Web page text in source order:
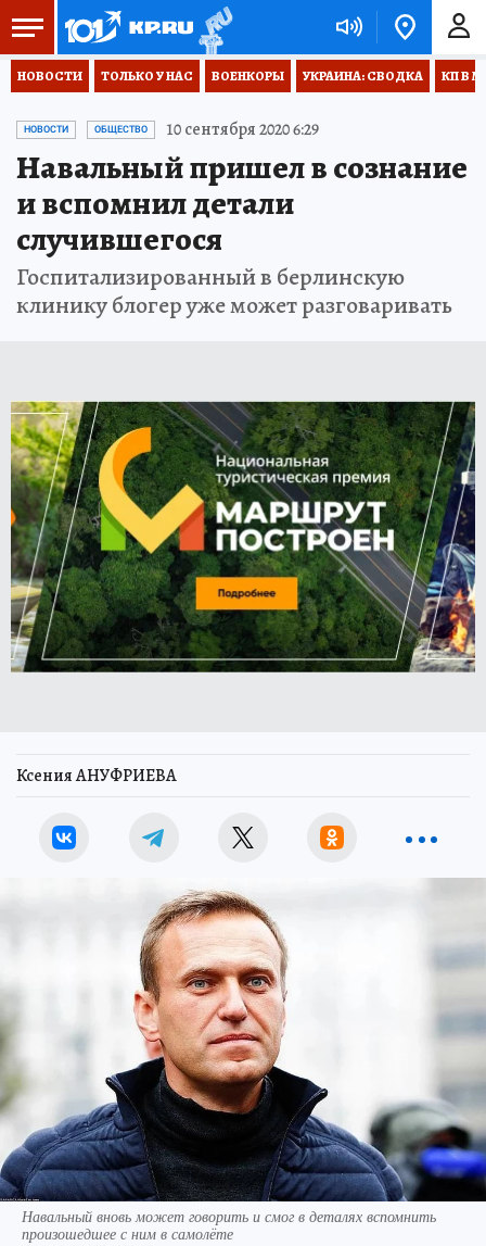
НОВОСТИ ТОЛЬКО У НАС ВОЕНКОРЫ УКРАИНА: СВОДКА КП В
НОВОСТИ ОБЩЕСТВО 10 сентября 2020 6:29
Навальный пришел в сознание
и вспомнил детали
случившегося
Госпитализированный в берлинскую
клинику блогер уже может разговаривать
Ксения АНУФРИЕВА
Навальный вновь может говорить и смог в деталях вспомнить
произошедшее с ним в самолёте